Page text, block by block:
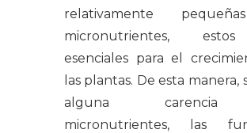
relativamente
micronutrientes,
esenciales para el
las plantas. De esta manera,
alguna
micronutrientes, las